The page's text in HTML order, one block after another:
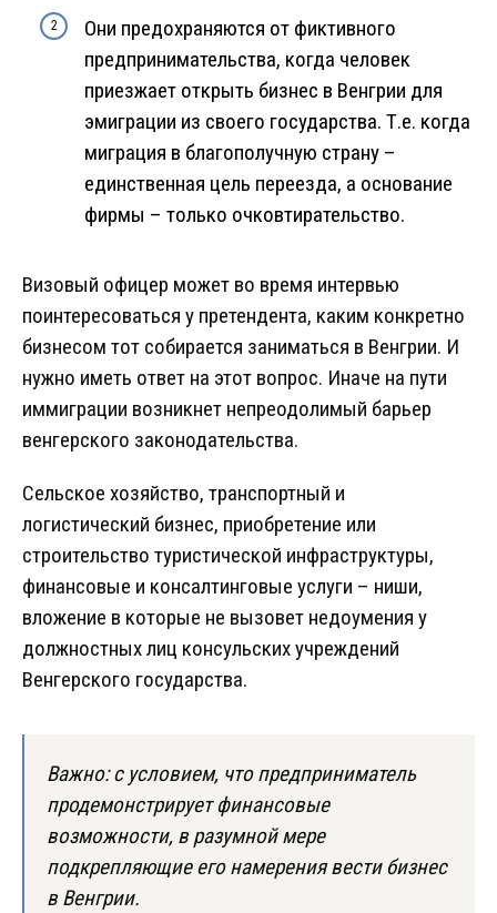
Они предохраняются от фиктивного
предпринимательства, когда человек
приезжает открыть бизнес в Венгрии для
эмиграции из своего государства. Т.е. когда
миграция в благополучную страну –
единственная цель переезда, а основание
фирмы – только очковтирательство.
Визовый офицер может во время интервью
поинтересоваться у претендента, каким конкретно
бизнесом тот собирается заниматься в Венгрии. И
нужно иметь ответ на этот вопрос. Иначе на пути
иммиграции возникнет непреодолимый барьер
венгерского законодательства.
Сельское хозяйство, транспортный и
логистический бизнес, приобретение или
строительство туристической инфраструктуры,
финансовые и консалтинговые услуги – ниши,
вложение в которые не вызовет недоумения у
должностных лиц консульских учреждений
Венгерского государства.
Важно: с условием, что предприниматель
продемонстрирует финансовые
возможности, в разумной мере
подкрепляющие его намерения вести бизнес
в Венгрии.